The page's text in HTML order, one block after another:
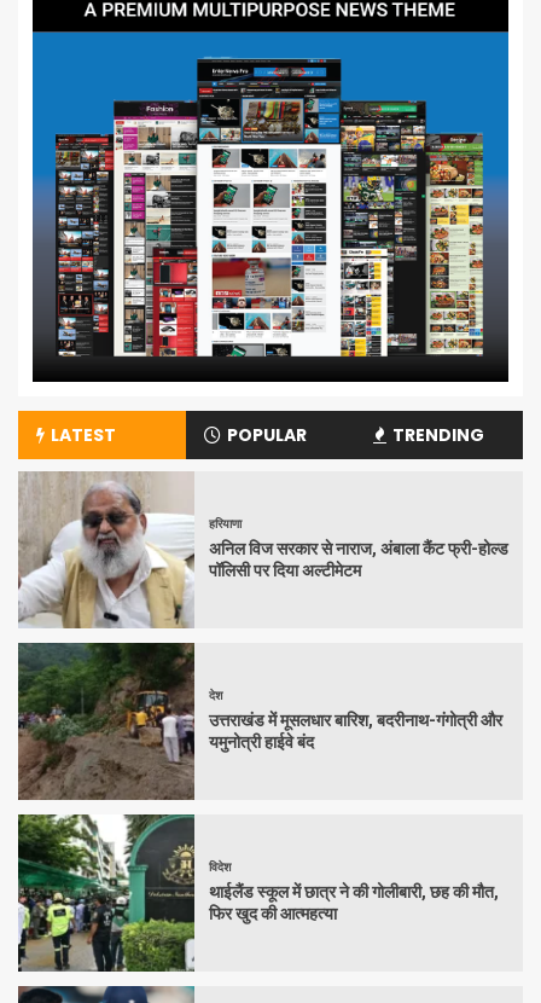
LATEST POPULAR TRENDING
हरियाणा
अनिल विज सरकार से नाराज, अंबाला कैंट फ्री-होल्ड
पॉलिसी पर दिया अल्टीमेटम
देश
उत्तराखंड में मूसलधार बारिश, बदरीनाथ-गंगोत्री और
यमुनोत्री हाईवे बंद
विदेश
थाईलैंड स्कूल में छात्र ने की गोलीबारी, छह की मौत,
फिर खुद की आत्महत्या